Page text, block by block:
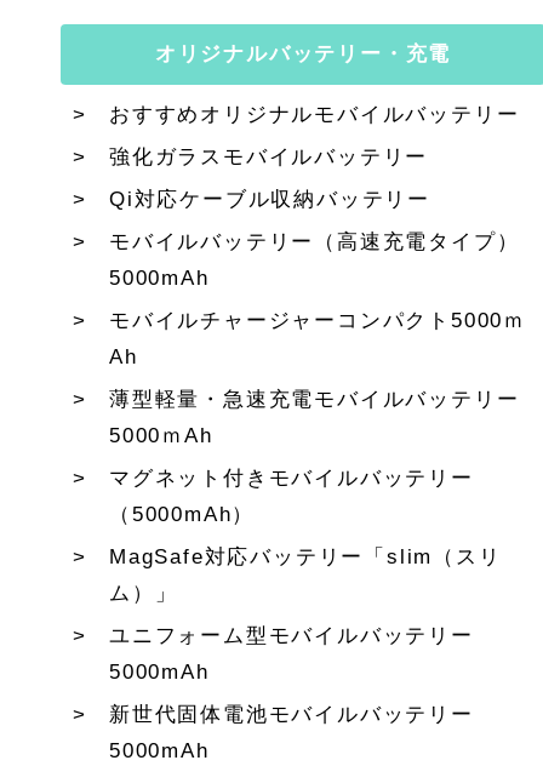
オリジナルバッテリー・充電
おすすめオリジナルモバイルバッテリー
強化ガラスモバイルバッテリー
Qi対応ケーブル収納バッテリー
モバイルバッテリー（高速充電タイプ）
5000mAh
モバイルチャージャーコンパクト5000ｍ
Ah
薄型軽量・急速充電モバイルバッテリー
5000ｍAh
マグネット付きモバイルバッテリー
（5000mAh）
MagSafe対応バッテリー「slim（スリ
ム）」
ユニフォーム型モバイルバッテリー
5000mAh
新世代固体電池モバイルバッテリー
5000mAh